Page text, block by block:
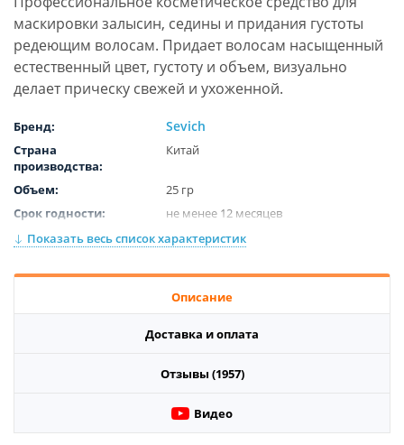
маскировки залысин, седины и придания густоты
редеющим волосам. Придает волосам насыщенный
естественный цвет, густоту и объем, визуально
делает прическу свежей и ухоженной.
Бренд: Sevich
Страна
производства:
Китай
Объем:
25 гр
Срок годности:
не менее 12 месяцев
Цвет:
Light brown
Показать весь список характеристик
Описание
Доставка и оплата
Отзывы (1957)
Видео